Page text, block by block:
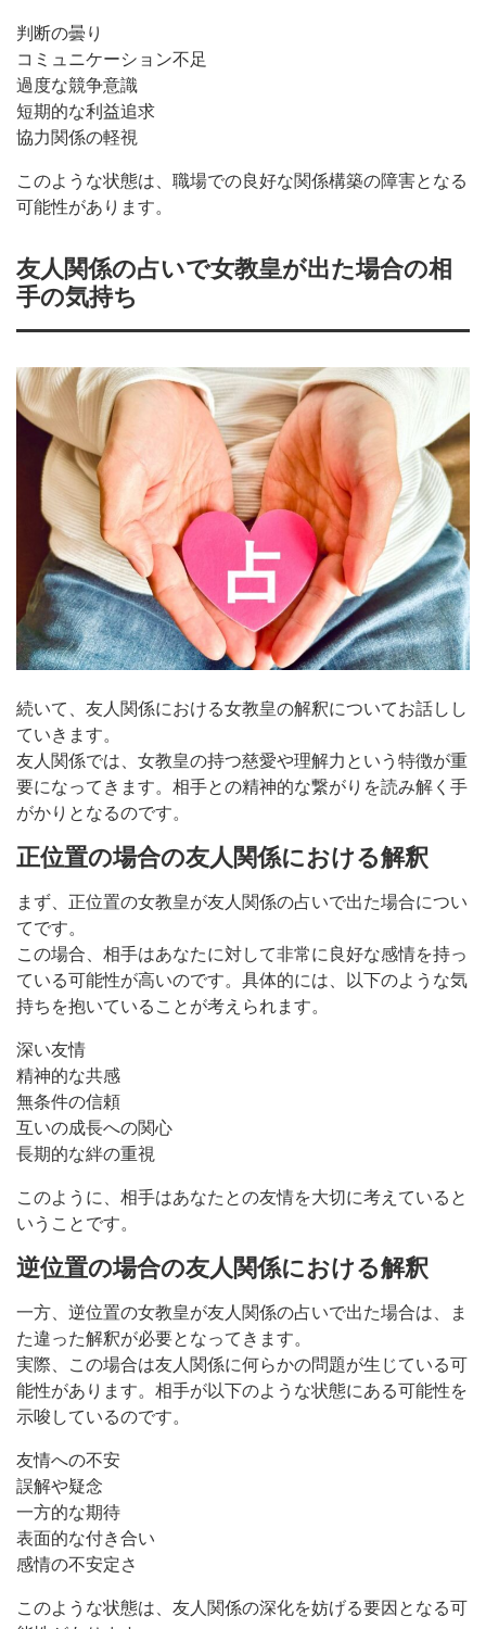
判断の曇り
コミュニケーション不足
過度な競争意識
短期的な利益追求
協力関係の軽視
このような状態は、職場での良好な関係構築の障害となる
可能性があります。
友人関係の占いで女教皇が出た場合の相
手の気持ち
続いて、友人関係における女教皇の解釈についてお話しし
ていきます。
友人関係では、女教皇の持つ慈愛や理解力という特徴が重
要になってきます。相手との精神的な繋がりを読み解く手
がかりとなるのです。
正位置の場合の友人関係における解釈
まず、正位置の女教皇が友人関係の占いで出た場合につい
てです。
この場合、相手はあなたに対して非常に良好な感情を持っ
ている可能性が高いのです。具体的には、以下のような気
持ちを抱いていることが考えられます。
深い友情
精神的な共感
無条件の信頼
互いの成長への関心
長期的な絆の重視
このように、相手はあなたとの友情を大切に考えていると
いうことです。
逆位置の場合の友人関係における解釈
一方、逆位置の女教皇が友人関係の占いで出た場合は、ま
た違った解釈が必要となってきます。
実際、この場合は友人関係に何らかの問題が生じている可
能性があります。相手が以下のような状態にある可能性を
示唆しているのです。
友情への不安
誤解や疑念
一方的な期待
表面的な付き合い
感情の不安定さ
このような状態は、友人関係の深化を妨げる要因となる可